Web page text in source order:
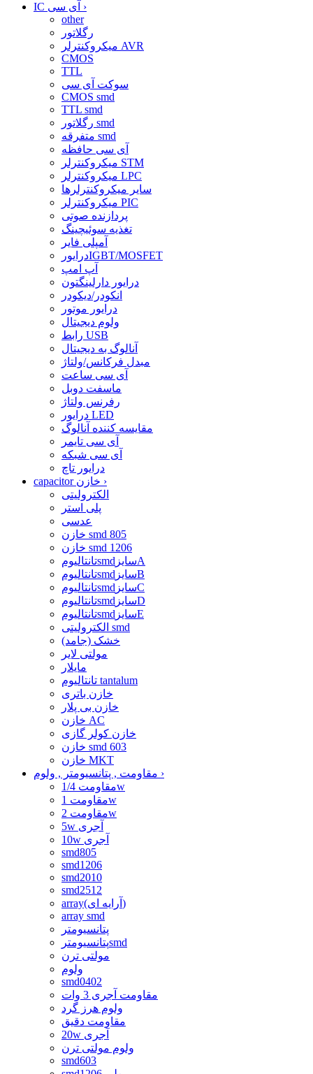
›
other
رگلاتور
میکروکنترلر AVR
CMOS
TTL
سوکت آی سی
CMOS smd
TTL smd
رگلاتور smd
متفرقه smd
آی سی حافظه
میکروکنترلر STM
میکروکنترلر LPC
سایر میکروکنترلرها
میکروکنترلر PIC
پردازنده صوتی
تغذیه سوئیچینگ
آمپلی فایر
درایورIGBT/MOSFET
آپ امپ
درایور دارلینگتون
انکودر/دیکودر
درایور موتور
ولوم دیجیتال
رابط USB
آنالوگ به دیجیتال
مبدل فرکانس/ولتاژ
آی سی ساعت
ماسفت دوبل
رفرنس ولتاژ
درایور LED
مقایسه کننده آنالوگ
آی سی تایمر
آی سی شبکه
درایور تاچ
›
الکترولیتی
پلی استر
عدسی
خازن smd 805
خازن smd 1206
تانتالیومsmdسایزA
تانتالیومsmdسایزB
تانتالیومsmdسایزC
تانتالیومsmdسایزD
تانتالیومsmdسایزE
الکترولیتی smd
خشک (جامد)
مولتی لایر
مایلار
تانتالیوم tantalum
خازن باتری
خازن بی پلار
خازن AC
خازن کولر گازی
خازن smd 603
خازن MKT
›
مقاومت 1/4w
مقاومت 1w
مقاومت 2w
5w آجری
10w آجری
smd805
smd1206
smd2010
smd2512
array(آرایه ای)
array smd
پتانسیومتر
پتانسیومترsmd
مولتی ترن
ولوم
smd0402
مقاومت آجری 3 وات
ولوم هرز گرد
مقاومت دقیق
20w آجری
ولوم مولتی ترن
smd603